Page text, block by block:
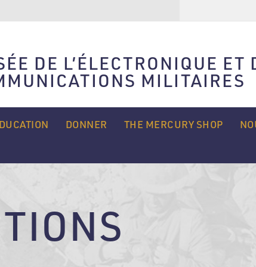
DE L’ÉLECTRONIQUE ET
MILITAIRES
DONNER THE MERCURY SHOP